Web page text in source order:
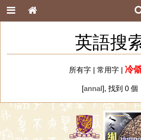
英語搜
所有字| 常用字| 冷
[annal], 找到 0 個